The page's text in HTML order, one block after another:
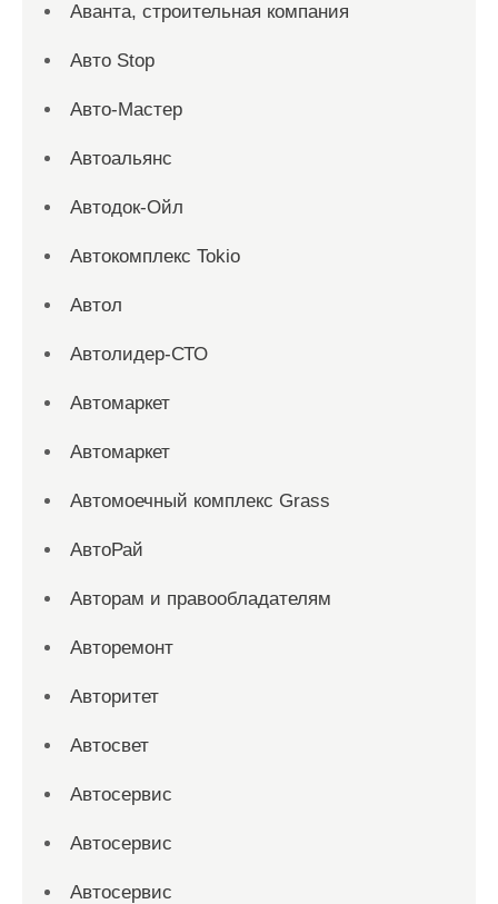
Аванта, строительная компания
Авто Stop
Авто-Мастер
Автоальянс
Автодок-Ойл
Автокомплекс Tokio
Автол
Автолидер-СТО
Автомаркет
Автомаркет
Автомоечный комплекс Grass
АвтоРай
Авторам и правообладателям
Авторемонт
Авторитет
Автосвет
Автосервис
Автосервис
Автосервис